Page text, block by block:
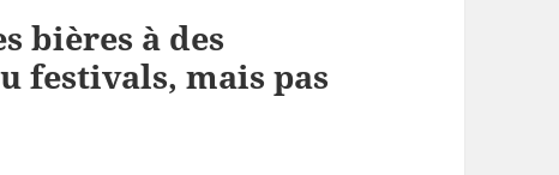
bières à des
festivals, mais pas